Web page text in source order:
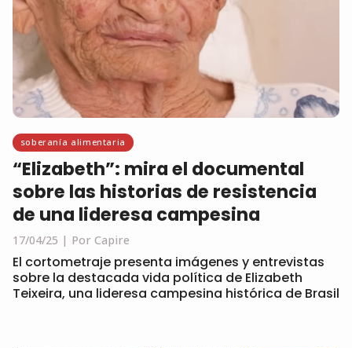
soberanía alimentaria
“Elizabeth”: mira el documental
sobre las historias de resistencia
de una lideresa campesina
17/04/25 Por Capire
El cortometraje presenta imágenes y entrevistas
sobre la destacada vida política de Elizabeth
Teixeira, una lideresa campesina histórica de Brasil